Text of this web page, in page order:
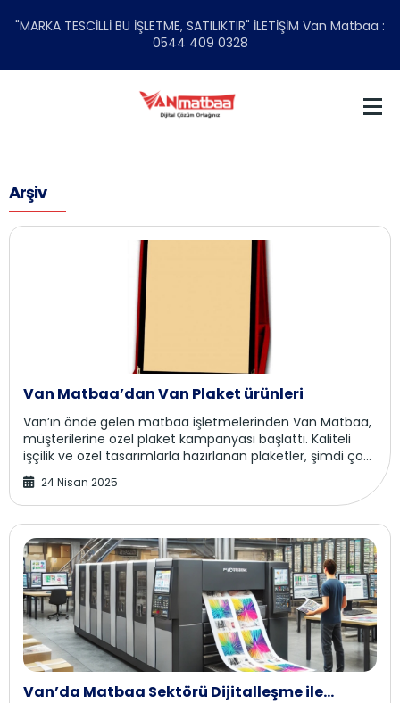
"MARKA TESCİLLİ BU İŞLETME, SATILIKTIR" İLETİŞİM Van Matbaa :
0544 409 0328
Arşiv
Van Matbaa’dan Van Plaket ürünleri
Van’ın önde gelen matbaa işletmelerinden Van Matbaa,
müşterilerine özel plaket kampanyası başlattı. Kaliteli
işçilik ve özel tasarımlarla hazırlanan plaketler, şimdi çok
daha uygun fiyatlarla sunuluyo...
24 Nisan 2025
Van’da Matbaa Sektörü Dijitalleşme ile